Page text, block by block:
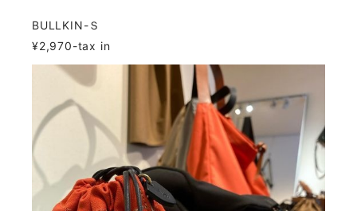
BULLKIN-Ｓ
¥2,970-tax in